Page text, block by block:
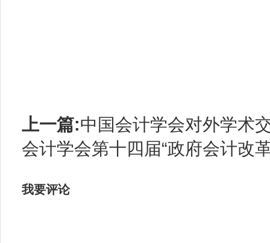
上一篇:中国会计学会对外学术
会计学会第十四届“政府会计改
我要评论